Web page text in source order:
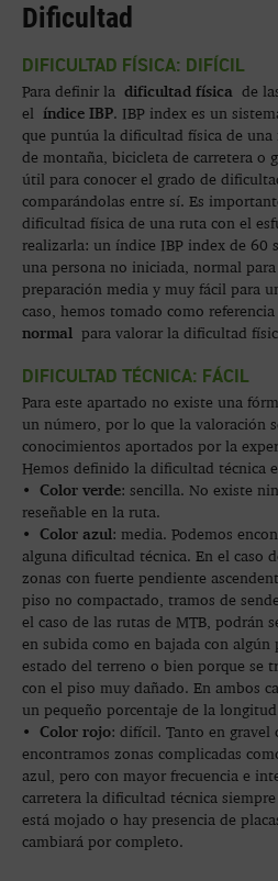
Dificultad
DIFICULTAD FÍSICA: DIFÍCIL
Para definir la dificultad física de
el índice IBP. IBP index es un
que puntúa la dificultad física de
de montaña, bicicleta de carretera o
útil para conocer el grado de
comparándolas entre sí. Es
dificultad física de una ruta con el
realizarla: un índice IBP index de 60
una persona no iniciada, normal
preparación media y muy fácil para
caso, hemos tomado como referencia
normal para valorar la dificultad
DIFICULTAD TÉCNICA: FÁCIL
Para este apartado no existe una
un número, por lo que la valoración
conocimientos aportados por la
Hemos definido la dificultad técnica
• Color verde: sencilla. No existe
reseñable en la ruta.
• Color azul: media. Podemos
alguna dificultad técnica. En el caso
zonas con fuerte pendiente
piso no compactado, tramos de
el caso de las rutas de MTB, podrán
en subida como en bajada con algún
estado del terreno o bien porque se
con el piso muy dañado. En ambos
un pequeño porcentaje de la
• Color rojo: difícil. Tanto en gravel
encontramos zonas complicadas
azul, pero con mayor frecuencia e
carretera la dificultad técnica
está mojado o hay presencia de
cambiará por completo.